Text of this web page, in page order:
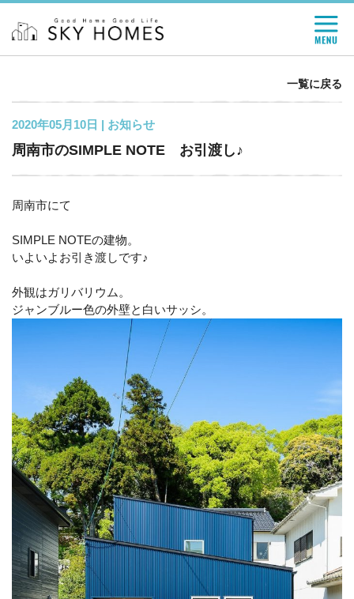
一覧に戻る
2020年05月10日 | お知らせ
周南市のSIMPLE NOTE お引渡し♪
周南市にて
SIMPLE NOTEの建物。
いよいよお引き渡しです♪
外観はガリバリウム。
ジャンブルー色の外壁と白いサッシ。